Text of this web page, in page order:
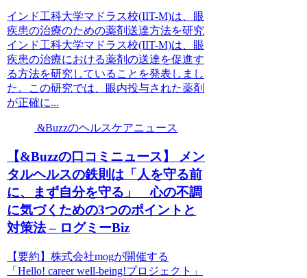
インド工科大学マドラス校(IIT-M)は、眼
疾患の治療のための薬剤送達方法を研究
インド工科大学マドラス校(IIT-M)は、眼
疾患の治療における薬剤の送達を促進す
る方法を研究していることを発表しまし
た。この研究では、眼内投与された薬剤
が正確に...
&Buzzのヘルスケアニュース
【&Buzzの口コミニュース】 メン
タルヘルスの鉄則は「人を守る前
に、まず自分を守る」 心の不調
に気づくための3つのポイントと
対策法 – ログミーBiz
【要約】株式会社mogが開催する
「Hello! career well-being!プロジェクト」